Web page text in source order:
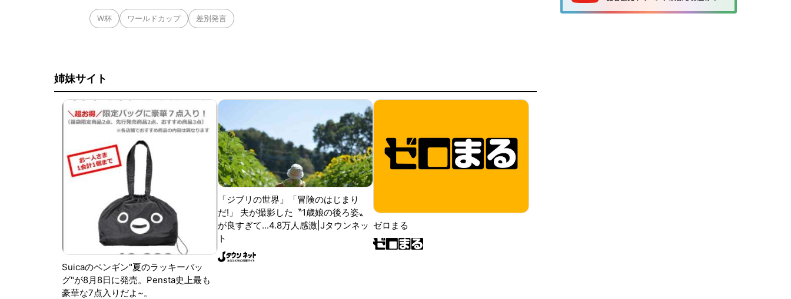
W杯 ワールドカップ 差別発言
姉妹サイト
Suicaのペンギン"夏のラッキーバッ
グ"が8月8日に発売。Pensta史上最も
豪華な7点入りだよ~。
「ジブリの世界」「冒険のはじまり
だ!」 夫が撮影した〝1歳娘の後ろ姿〟
が良すぎて...4.8万人感激|Jタウンネッ
ト
ゼロまる